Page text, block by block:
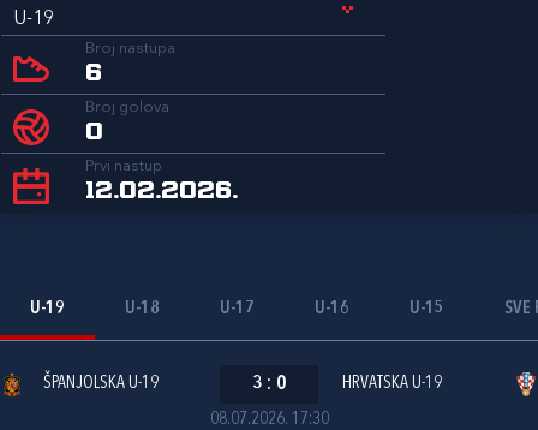
U-19
Broj nastupa
6
Broj golova
0
Prvi nastup
12.02.2026.
U-19 U-18 U-17 U-16 U-15 SVE
08.07.2026. 17:30
ŠPANJOLSKA U-19 3 : 0 HRVATSKA U-19